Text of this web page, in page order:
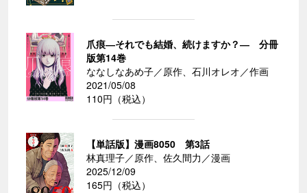
爪痕―それでも結婚、続けますか？― 分冊
版第14巻
ななしなあめ子／原作、石川オレオ／作画
2021/05/08
110円（税込）
【単話版】漫画8050 第3話
林真理子／原作、佐久間力／漫画
2025/12/09
165円（税込）